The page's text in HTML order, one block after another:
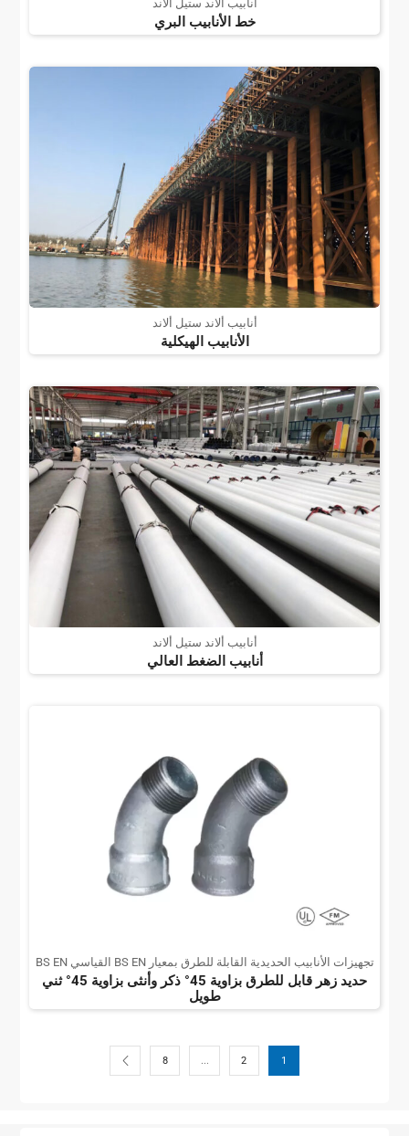
أنابيب ألاند ستيل ألاند
خط الأنابيب البري
أنابيب ألاند ستيل ألاند
الأنابيب الهيكلية
أنابيب ألاند ستيل ألاند
أنابيب الضغط العالي
تجهيزات الأنابيب الحديدية القابلة للطرق بمعيار BS EN القياسي BS EN
حديد زهر قابل للطرق بزاوية 45° ذكر وأنثى بزاوية 45° ثني
طويل
1
2
...
8